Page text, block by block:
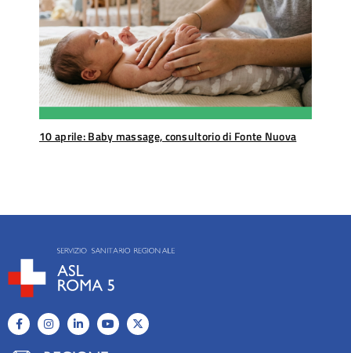
10 aprile: Baby massage, consultorio di Fonte Nuova